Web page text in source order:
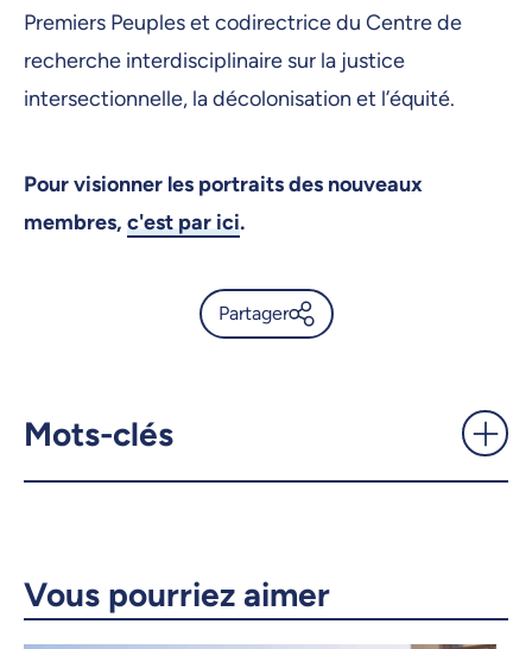
Premiers Peuples et codirectrice du Centre de
recherche interdisciplinaire sur la justice
intersectionnelle, la décolonisation et l’équité.
Pour visionner les portraits des nouveaux
membres, c'est par ici.
Partager
membres de l’UdeM dans ses
LinkedIn
Mots-clés
Vous pourriez aimer